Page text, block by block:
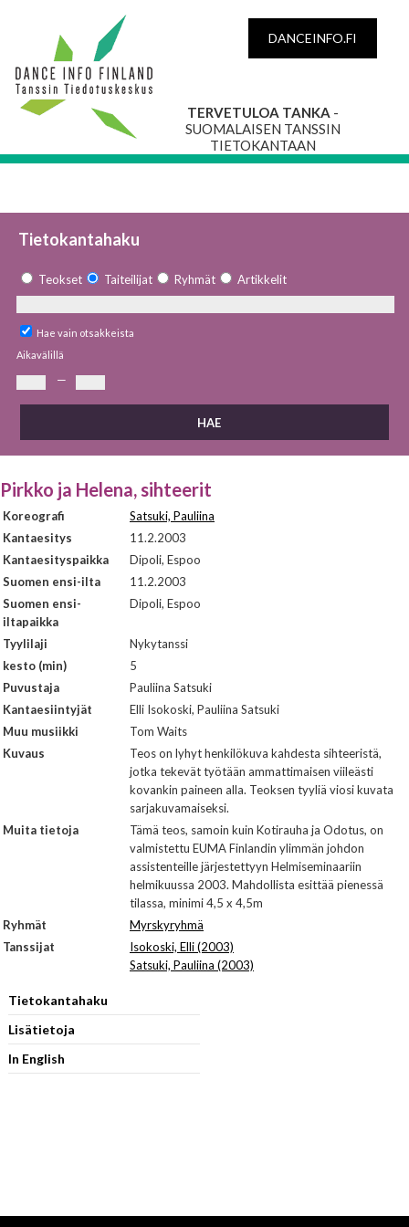
DANCEINFO.FI
TERVETULOA TANKA -
SUOMALAISEN TANSSIN
TIETOKANTAAN
Tietokantahaku
Teokset Taiteilijat Ryhmät Artikkelit
Hae vain otsakkeista
Aikavälillä
—
Pirkko ja Helena, sihteerit
Koreografi
Satsuki, Pauliina
Kantaesitys
11.2.2003
Kantaesityspaikka
Dipoli, Espoo
Suomen ensi-ilta
11.2.2003
Suomen ensi-
iltapaikka
Dipoli, Espoo
Tyylilaji
Nykytanssi
kesto (min)
5
Puvustaja
Pauliina Satsuki
Kantaesiintyjät
Elli Isokoski, Pauliina Satsuki
Muu musiikki
Tom Waits
Kuvaus
Teos on lyhyt henkilökuva kahdesta sihteeristä,
jotka tekevät työtään ammattimaisen viileästi
kovankin paineen alla. Teoksen tyyliä viosi kuvata
sarjakuvamaiseksi.
Muita tietoja
Tämä teos, samoin kuin Kotirauha ja Odotus, on
valmistettu EUMA Finlandin ylimmän johdon
assistenteille järjestettyyn Helmiseminaariin
helmikuussa 2003. Mahdollista esittää pienessä
tilassa, minimi 4,5 x 4,5m
Ryhmät
Myrskyryhmä
Tanssijat
Isokoski, Elli (2003)
Satsuki, Pauliina (2003)
Tietokantahaku
Lisätietoja
In English